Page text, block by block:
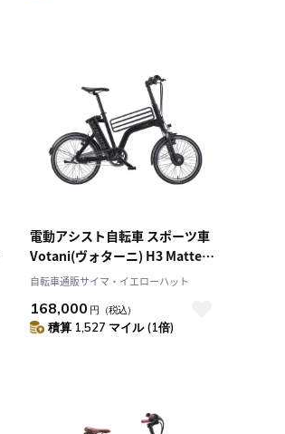
電動アシスト自転車 スポーツ車
Votani(ヴォターニ) H3 Matte
Black 20インチ 99.Y0N64.614
自転車通販サイマ・イエローハット
168,000 円 （税込）
積算 1,527 マイル (1倍)